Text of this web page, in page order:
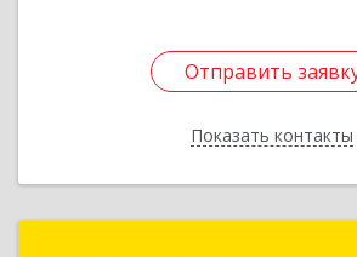
Отправить
Показать контакты
Отправить
Назад